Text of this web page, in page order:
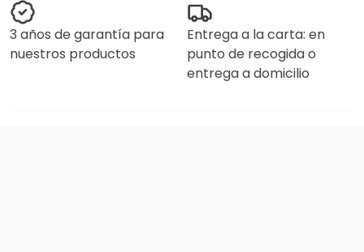
3 años de garantía para
nuestros productos
Entrega a la carta: en
punto de recogida o
entrega a domicilio